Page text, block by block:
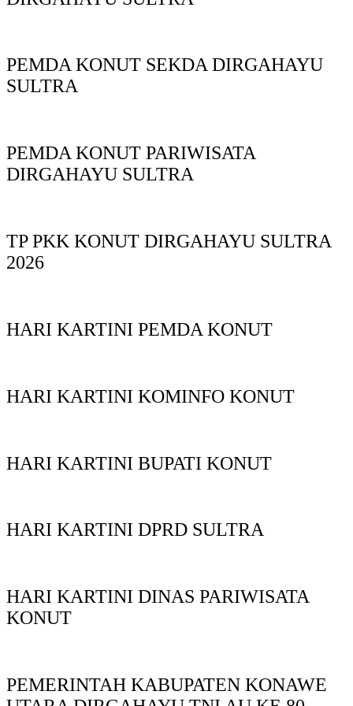
PEMDA KONUT SEKDA DIRGAHAYU
SULTRA
PEMDA KONUT PARIWISATA
DIRGAHAYU SULTRA
TP PKK KONUT DIRGAHAYU SULTRA
2026
HARI KARTINI PEMDA KONUT
HARI KARTINI KOMINFO KONUT
HARI KARTINI BUPATI KONUT
HARI KARTINI DPRD SULTRA
HARI KARTINI DINAS PARIWISATA
KONUT
PEMERINTAH KABUPATEN KONAWE